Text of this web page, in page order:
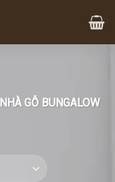
NHÀ GỖ BUNGALOW